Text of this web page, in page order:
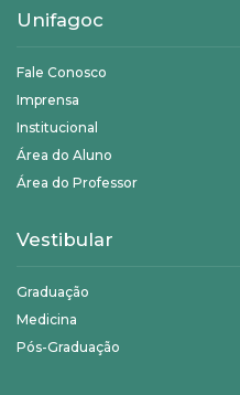
Unifagoc
Fale Conosco
Imprensa
Institucional
Área do Aluno
Área do Professor
Vestibular
Graduação
Medicina
Pós-Graduação